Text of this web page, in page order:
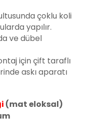
çoklu koli
yapılır.
ve dübel
için çift taraflı
askı aparatı
(mat eloksal)